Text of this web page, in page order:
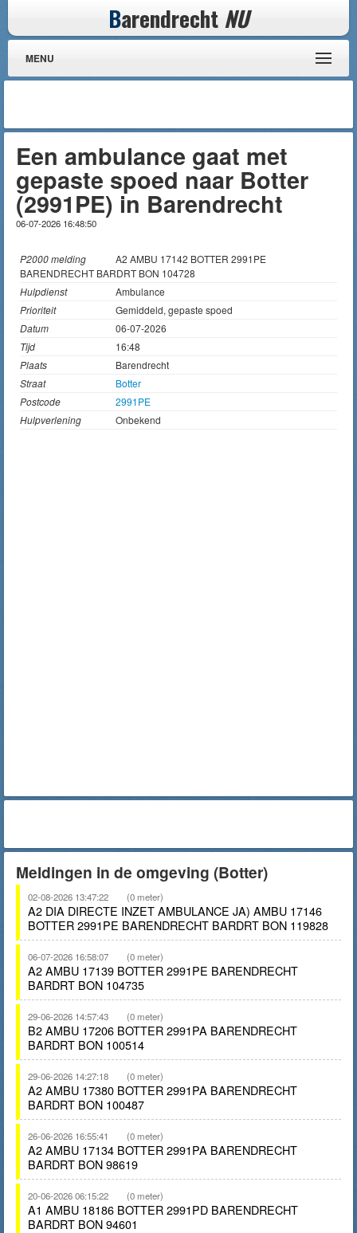
Barendrecht NU
MENU
Een ambulance gaat met
gepaste spoed naar Botter
(2991PE) in Barendrecht
06-07-2026 16:48:50
P2000 melding
A2 AMBU 17142 BOTTER 2991PE
BARENDRECHT BARDRT BON 104728
Hulpdienst
Ambulance
Prioriteit
Gemiddeld, gepaste spoed
Datum
06-07-2026
Tijd
16:48
Plaats
Barendrecht
Straat
Botter
Postcode
2991PE
Hulpverlening
Onbekend
Meldingen in de omgeving (Botter)
02-08-2026 13:47:22 (0 meter)
A2 DIA DIRECTE INZET AMBULANCE JA) AMBU 17146
BOTTER 2991PE BARENDRECHT BARDRT BON 119828
06-07-2026 16:58:07 (0 meter)
A2 AMBU 17139 BOTTER 2991PE BARENDRECHT
BARDRT BON 104735
29-06-2026 14:57:43 (0 meter)
B2 AMBU 17206 BOTTER 2991PA BARENDRECHT
BARDRT BON 100514
29-06-2026 14:27:18 (0 meter)
A2 AMBU 17380 BOTTER 2991PA BARENDRECHT
BARDRT BON 100487
26-06-2026 16:55:41 (0 meter)
A2 AMBU 17134 BOTTER 2991PA BARENDRECHT
BARDRT BON 98619
20-06-2026 06:15:22 (0 meter)
A1 AMBU 18186 BOTTER 2991PD BARENDRECHT
BARDRT BON 94601